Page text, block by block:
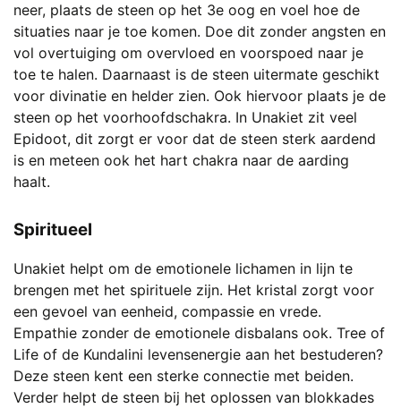
neer, plaats de steen op het 3e oog en voel hoe de
situaties naar je toe komen. Doe dit zonder angsten en
vol overtuiging om overvloed en voorspoed naar je
toe te halen. Daarnaast is de steen uitermate geschikt
voor divinatie en helder zien. Ook hiervoor plaats je de
steen op het voorhoofdschakra. In Unakiet zit veel
Epidoot, dit zorgt er voor dat de steen sterk aardend
is en meteen ook het hart chakra naar de aarding
haalt.
Spiritueel
Unakiet helpt om de emotionele lichamen in lijn te
brengen met het spirituele zijn. Het kristal zorgt voor
een gevoel van eenheid, compassie en vrede.
Empathie zonder de emotionele disbalans ook. Tree of
Life of de Kundalini levensenergie aan het bestuderen?
Deze steen kent een sterke connectie met beiden.
Verder helpt de steen bij het oplossen van blokkades